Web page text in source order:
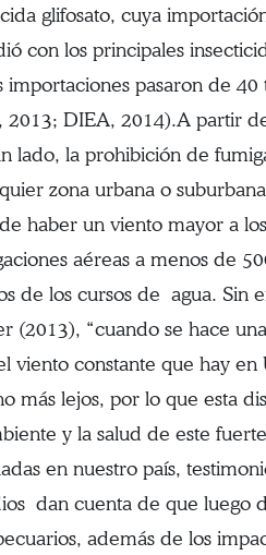
glifosato, cuya
con los principales
importaciones pasaron de
2013; DIEA, 2014).A partir
lado, la prohibición de
zona urbana o
haber un viento mayor a
aéreas a menos de
de los cursos de agua. Sin
(2013), “cuando se hace
viento constante que hay
más lejos, por lo que esta
y la salud de este
en nuestro país,
dan cuenta de que luego
además de los